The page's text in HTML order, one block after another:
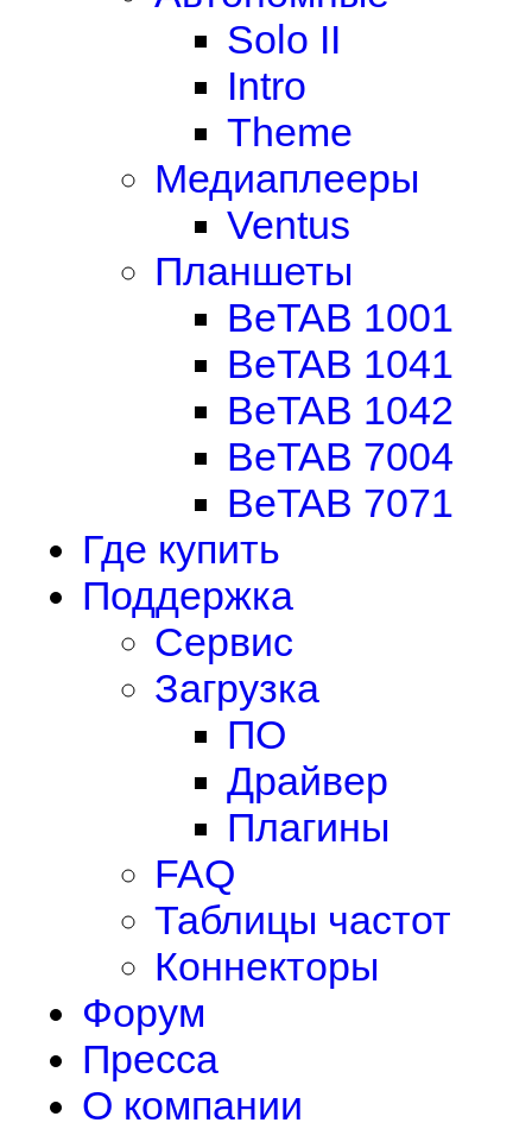
Solo II
Intro
Theme
Медиаплееры
Ventus
Планшеты
BeTAB 1001
BeTAB 1041
BeTAB 1042
BeTAB 7004
BeTAB 7071
Где купить
Поддержка
Сервис
Загрузка
ПО
Драйвер
Плагины
FAQ
Таблицы частот
Коннекторы
Форум
Пресса
О компании